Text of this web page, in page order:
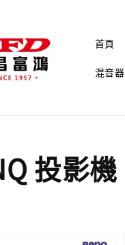
首頁
混音器
投影機